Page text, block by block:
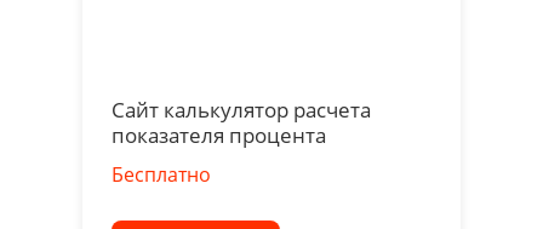
Сайт калькулятор расчета
показателя процента
Бесплатно